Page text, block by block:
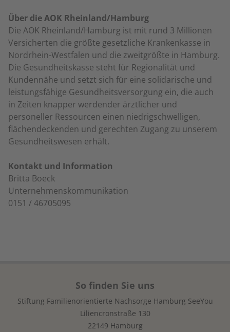
Über die AOK Rheinland/Hamburg
Die AOK Rheinland/Hamburg ist mit rund 3 Millionen
Versicherten die größte gesetzliche Krankenkasse in
Nordrhein-Westfalen und die zweitgrößte in Hamburg.
Die Gesundheitskasse steht für Regionalität und
Kundennähe und setzt sich für eine solidarische und
leistungsfähige Gesundheitsversorgung ein, die auch
in Zeiten knapper werdender ärztlicher und
personeller Ressourcen einen niedrigschwelligen,
flächendeckenden und gerechten Zugang zu unserem
Gesundheitswesen erhält.
Kontakt und Information
Britta Boeck
Unternehmenskommunikation
0151 / 46705095
So finden Sie uns
Stiftung Familienorientierte Nachsorge Hamburg SeeYou
Liliencronstraße 130
22149 Hamburg